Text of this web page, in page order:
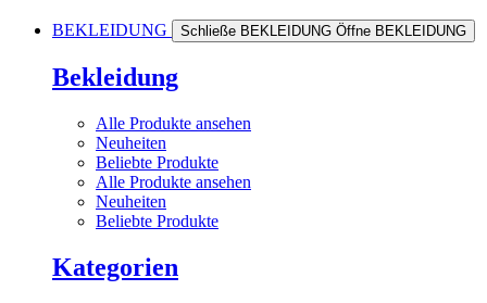
BEKLEIDUNG Schließe BEKLEIDUNG Öffne BEKLEIDUNG
Bekleidung
Alle Produkte ansehen
Neuheiten
Beliebte Produkte
Alle Produkte ansehen
Neuheiten
Beliebte Produkte
Kategorien